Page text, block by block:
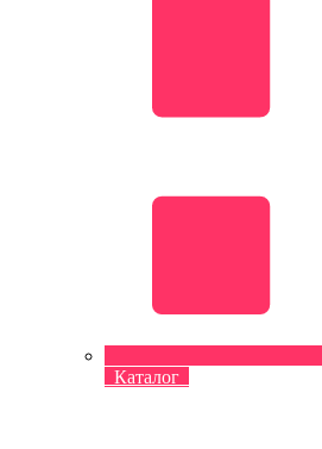
Каталог